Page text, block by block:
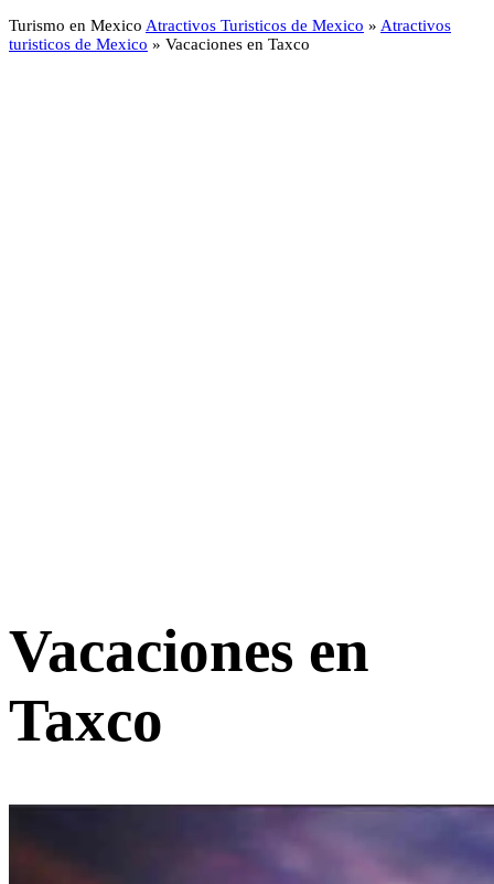
Turismo en Mexico Atractivos Turisticos de Mexico » Atractivos
turisticos de Mexico » Vacaciones en Taxco
Vacaciones en
Taxco